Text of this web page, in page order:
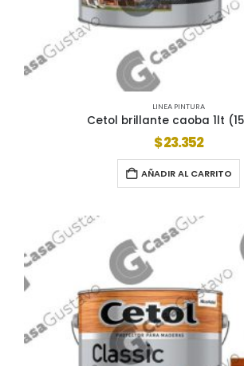
LINEA PINTURA
Cetol brillante caoba 1lt
$23.352
AÑADIR AL CARRITO